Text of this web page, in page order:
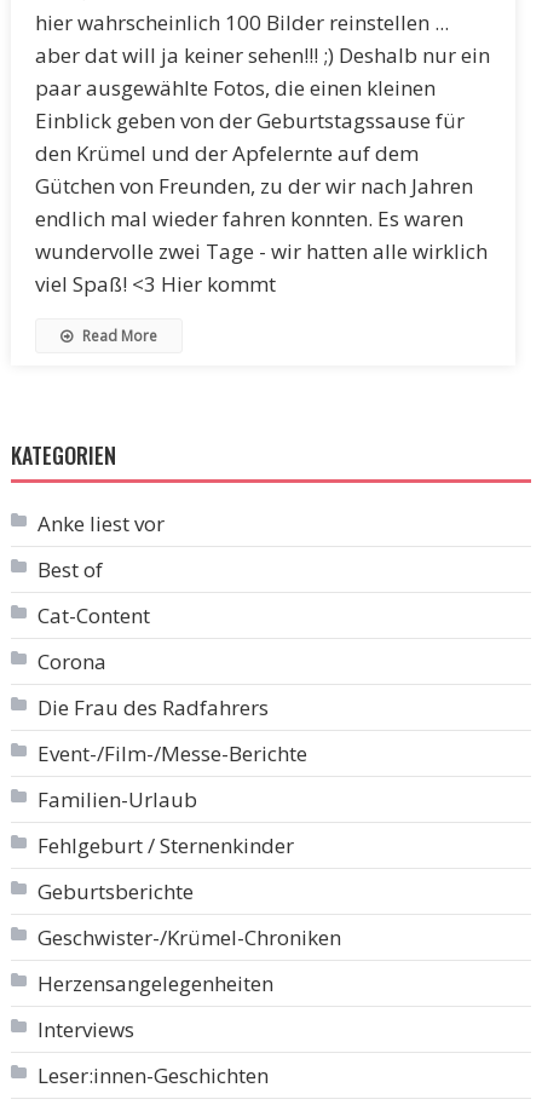
hier wahrscheinlich 100 Bilder reinstellen ...
aber dat will ja keiner sehen!!! ;) Deshalb nur ein
paar ausgewählte Fotos, die einen kleinen
Einblick geben von der Geburtstagssause für
den Krümel und der Apfelernte auf dem
Gütchen von Freunden, zu der wir nach Jahren
endlich mal wieder fahren konnten. Es waren
wundervolle zwei Tage - wir hatten alle wirklich
viel Spaß! <3 Hier kommt
Read More
KATEGORIEN
Anke liest vor
Best of
Cat-Content
Corona
Die Frau des Radfahrers
Event-/Film-/Messe-Berichte
Familien-Urlaub
Fehlgeburt / Sternenkinder
Geburtsberichte
Geschwister-/Krümel-Chroniken
Herzensangelegenheiten
Interviews
Leser:innen-Geschichten